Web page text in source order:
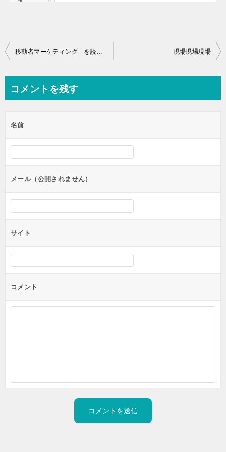
投
ビ
ー
シ
ン
移動者マーケティング を読んで 現場現場現場
コメントを残す
名前
メール（公開されません）
サイト
コメント